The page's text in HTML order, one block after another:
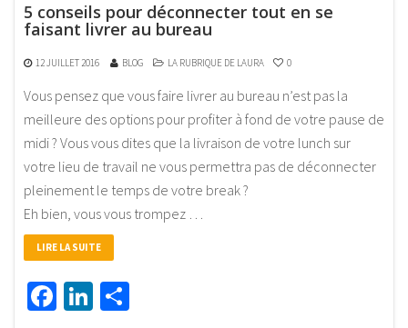
5 conseils pour déconnecter tout en se
faisant livrer au bureau
12 JUILLET 2016 BLOG LA RUBRIQUE DE LAURA 0
Vous pensez que vous faire livrer au bureau n’est pas la
meilleure des options pour profiter à fond de votre pause de
midi ? Vous vous dites que la livraison de votre lunch sur
votre lieu de travail ne vous permettra pas de déconnecter
pleinement le temps de votre break ?
Eh bien, vous vous trompez …
LIRE LA SUITE
Facebook
LinkedIn